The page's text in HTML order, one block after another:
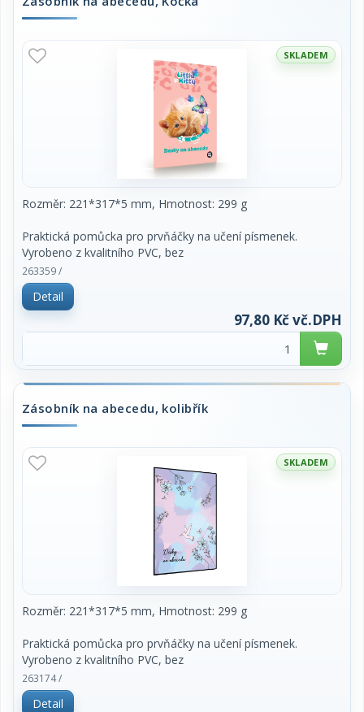
SKLADEM
Rozměr: 221*317*5 mm, Hmotnost: 299 g
Praktická pomůcka pro prvňáčky na učení písmenek.
Vyrobeno z kvalitního PVC, bez
ftalátů a zdravotně nezávadné. Formát A4, snadno
omyvatelné.
263359 /
Detail
97,80 Kč vč.DPH
Zásobník na abecedu, kolibřík
SKLADEM
Rozměr: 221*317*5 mm, Hmotnost: 299 g
Praktická pomůcka pro prvňáčky na učení písmenek.
Vyrobeno z kvalitního PVC, bez
ftalátů a zdravotně nezávadné. Formát A4, snadno
omyvatelné.
263174 /
Detail